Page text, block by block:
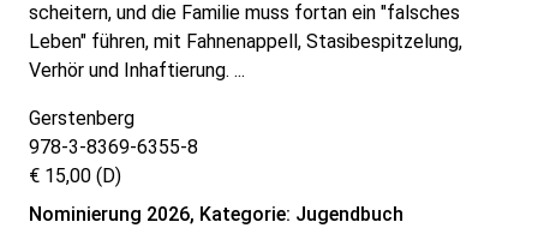
scheitern, und die Familie muss fortan ein "falsches
Leben" führen, mit Fahnenappell, Stasibespitzelung,
Verhör und Inhaftierung. ...
Gerstenberg
978-3-8369-6355-8
€ 15,00 (D)
Nominierung 2026, Kategorie: Jugendbuch